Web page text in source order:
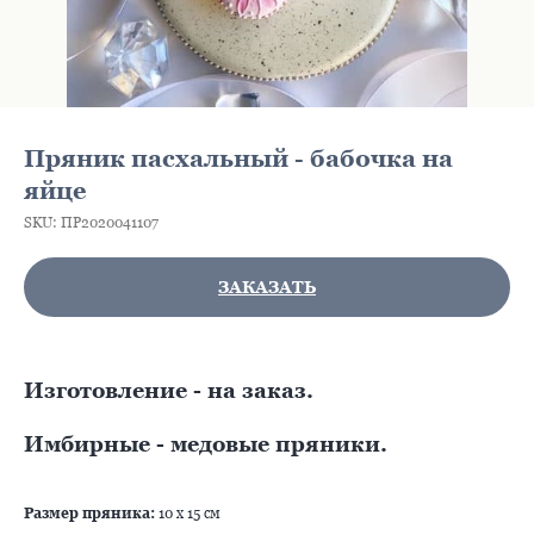
Пряник пасхальный - бабочка на
яйце
SKU: ПР2020041107
ЗАКАЗАТЬ
Изготовление - на заказ.
Имбирные - медовые пряники.
Размер пряника: 10 х 15 см